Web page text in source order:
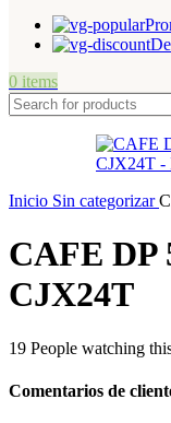
0 items
Inicio Sin categorizar
CAFE DP
CJX24T
19 People watching
Comentarios de